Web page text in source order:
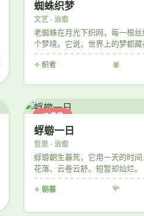
蜘蛛织梦
文艺 · 治愈
老蜘蛛在月光下织网，每一根
个梦境。它说，世界上的梦都藏
✧ 织者 🕷️
🕊️ 哲思
蜉蝣一日
哲思 · 治愈
蜉蝣朝生暮死，它用一天的时
花落、云卷云舒。短暂却灿烂。
✧ 朝暮 🪸